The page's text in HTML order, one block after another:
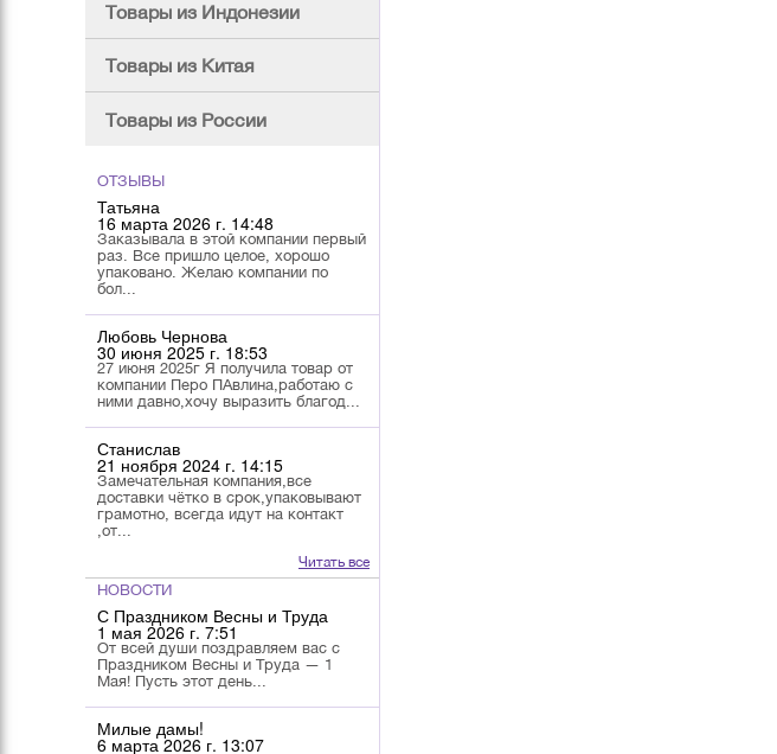
Товары из Индонезии
Товары из Китая
Товары из России
ОТЗЫВЫ
Татьяна
16 марта 2026 г. 14:48
Заказывала в этой компании первый
раз. Все пришло целое, хорошо
упаковано. Желаю компании по
бол...
Любовь Чернова
30 июня 2025 г. 18:53
27 июня 2025г Я получила товар от
компании Перо ПАвлина,работаю с
ними давно,хочу выразить благод...
Станислав
21 ноября 2024 г. 14:15
Замечательная компания,все
доставки чётко в срок,упаковывают
грамотно, всегда идут на контакт
,от...
Читать все
НОВОСТИ
С Праздником Весны и Труда
1 мая 2026 г. 7:51
От всей души поздравляем вас с
Праздником Весны и Труда — 1
Мая! Пусть этот день...
Милые дамы!
6 марта 2026 г. 13:07